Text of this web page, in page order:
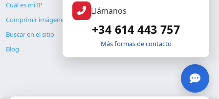
Cuál es mi IP
Comprimir imágenes
Buscar en el sitio
Blog
Llámanos
+34 614 443 757
Más formas de contacto